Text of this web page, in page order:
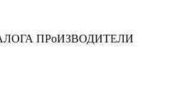
ПРоИЗВОДИТЕЛИ